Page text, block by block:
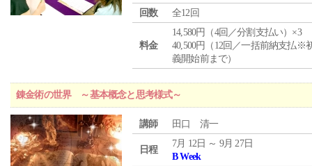
回数
全12回
料金
14,580円（4回／分割支払い）×3
40,500円（12回／一括前納支払※
義開始前まで）
錬金術の世界 ～基本概念と思考様式～
講師 田口 清一
日程
7月 12日 ～ 9月 27日
B Week